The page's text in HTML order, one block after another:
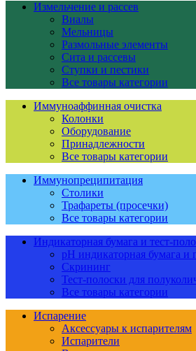
Измельчение и рассев
Виалы
Мельницы
Размольные элементы
Сита и рассевы
Ступки и пестики
Все товары категории
Иммуноаффинная очистка
Колонки
Оборудование
Принадлежности
Все товары категории
Иммунопреципитация
Столики
Трафареты (просечки)
Все товары категории
Индикаторная бумага и тест-
pH индикаторная бумага и
Скрининг
Тест-полоски для
Все товары категории
Испарение
Аксессуары к испарителям
Испарители